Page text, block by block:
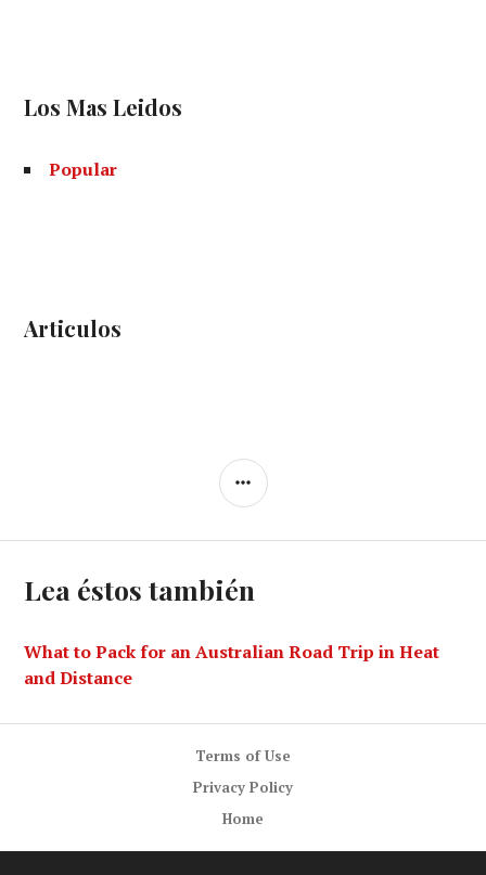
Los Mas Leidos
Popular
Articulos
SIDEBAR
Lea éstos también
What to Pack for an Australian Road Trip in Heat
and Distance
Terms of Use
Privacy Policy
Home